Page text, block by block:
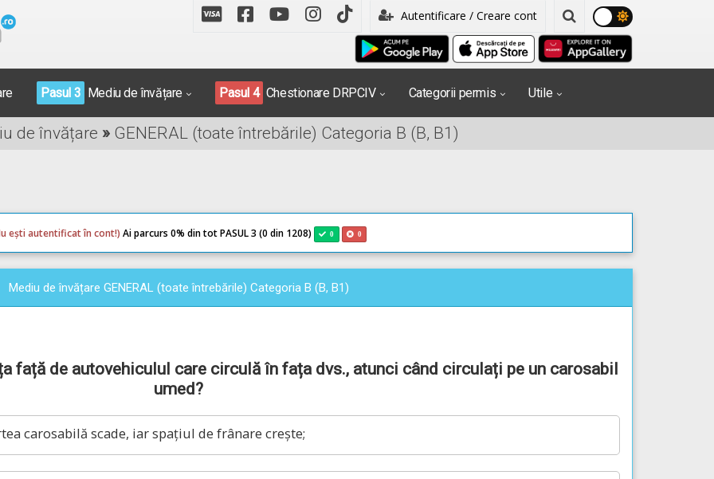
Autentificare / Creare cont
Pasul 3 Mediu de învățare Pasul 4 Chestionare DRPCIV Categorii permis Utile
de învățare » GENERAL (toate întrebările) Categoria B (B, B1)
ești autentificat în cont!) Ai parcurs 0% din tot PASUL 3 (0 din 1208) 0 0
Mediu de învățare GENERAL (toate întrebările) Categoria B (B, B1)
față de autovehiculul care circulă în fața dvs., atunci când circulați pe un carosabil
umed?
carosabilă scade, iar spațiul de frânare crește;